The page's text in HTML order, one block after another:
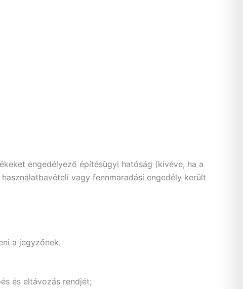
engedélyező építésügyi hatóság (kivéve, ha a
vagy fennmaradási engedély került
a jegyzőnek.
és eltávozás rendjét;